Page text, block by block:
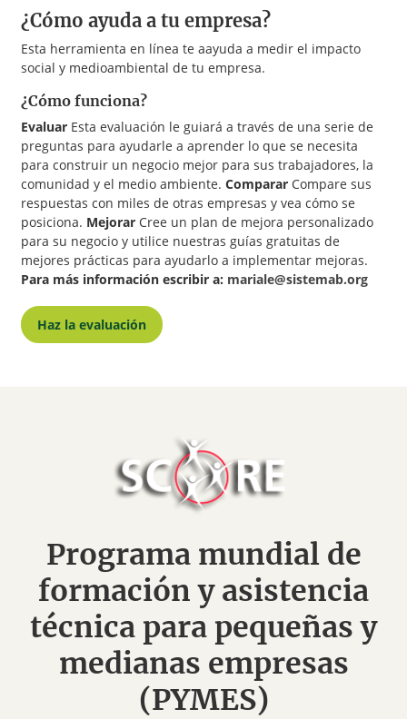
¿Cómo ayuda a tu empresa?
Esta herramienta en línea te aayuda a medir el impacto
social y medioambiental de tu empresa.
¿Cómo funciona?
Evaluar Esta evaluación le guiará a través de una serie de
preguntas para ayudarle a aprender lo que se necesita
para construir un negocio mejor para sus trabajadores, la
comunidad y el medio ambiente. Comparar Compare sus
respuestas con miles de otras empresas y vea cómo se
posiciona. Mejorar Cree un plan de mejora personalizado
para su negocio y utilice nuestras guías gratuitas de
mejores prácticas para ayudarlo a implementar mejoras.
Para más información escribir a: mariale@sistemab.org
Haz la evaluación
Programa mundial de
formación y asistencia
técnica para pequeñas y
medianas empresas
(PYMES)